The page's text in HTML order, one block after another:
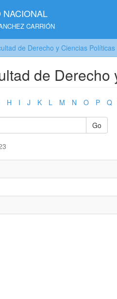
NACIONAL
CARRIÓN
de Derecho y Ciencias Políticas
de
H I J K L M N O P Q
Go